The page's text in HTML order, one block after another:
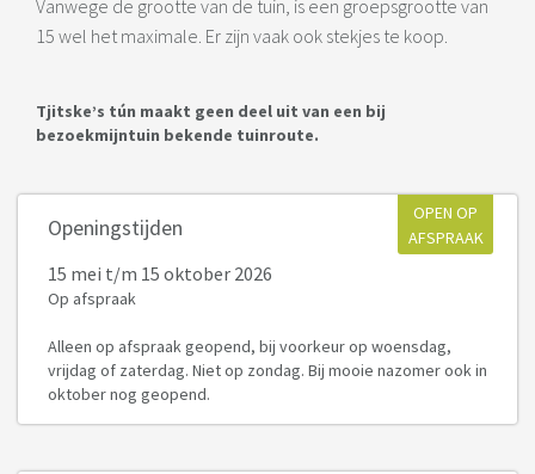
Vanwege de grootte van de tuin, is een groepsgrootte van
15 wel het maximale. Er zijn vaak ook stekjes te koop.
Tjitske’s tún maakt geen deel uit van een bij
bezoekmijntuin bekende tuinroute.
Openingstijden
OPEN OP
AFSPRAAK
15 mei t/m 15 oktober 2026
Op afspraak
Alleen op afspraak geopend, bij voorkeur op woensdag,
vrijdag of zaterdag. Niet op zondag. Bij mooie nazomer ook in
oktober nog geopend.